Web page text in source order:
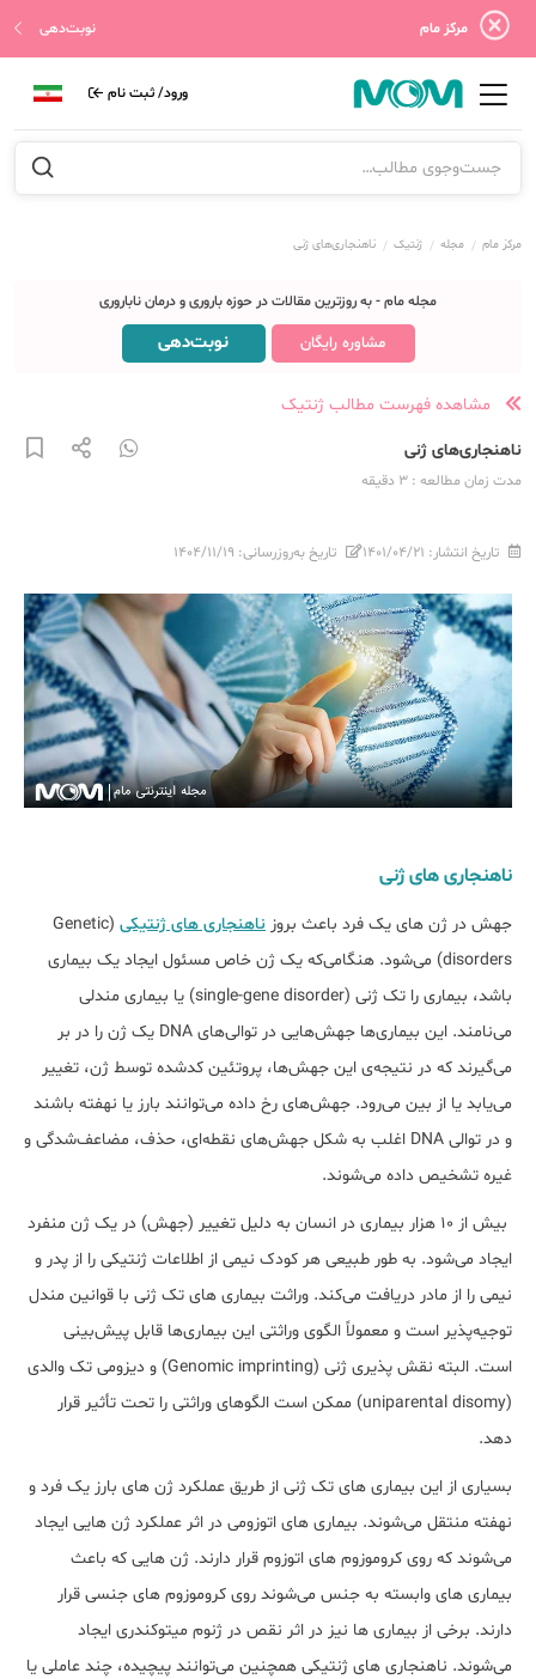
مرکز مام نوبت‌دهی
ورود/ ثبت نام
مرکز مام مجله ژنتیک ناهنجاری‌های ژنی
مجله مام - به روزترین مقالات در حوزه باروری و درمان ناباروری
مشاوره رایگان نوبت‌دهی
مشاهده فهرست مطالب ژنتیک
ناهنجاری‌های ژنی
مدت زمان مطالعه : 3 دقیقه
تاریخ انتشار: ۱۴۰۱/۰۴/۲۱ تاریخ به‌روزرسانی: ۱۴۰۴/۱۱/۱۹
ناهنجاری های ژنی
جهش در ژن های یک فرد باعث بروز ناهنجاری های ژنتیکی (Genetic
disorders) می‌شود. هنگامی‌که یک ژن خاص مسئول ایجاد یک بیماری
باشد، بیماری را تک ‌ژنی (single-gene disorder) یا بیماری مندلی
می‌نامند. این بیماری‌ها جهش‌هایی در توالی‌های DNA یک ژن را در بر
می‌گیرند که در نتیجه‌ی این جهش‌ها، پروتئین کدشده توسط ژن، تغییر
می‌یابد یا از بین می‌رود. جهش‌های رخ داده می‌توانند بارز یا نهفته باشند
و در توالی DNA اغلب به شکل جهش‌های نقطه‌ای، حذف، مضاعف‌شدگی و
غیره تشخیص داده می‌شوند.
بیش از 10 هزار بیماری در انسان به دلیل تغییر (جهش) در یک ژن منفرد
ایجاد می‌شود. به طور طبیعی هر کودک نیمی از اطلاعات ژنتیکی را از پدر و
نیمی را از مادر دریافت می‌کند. وراثت بیماری های تک ‌ژنی با قوانین مندل
توجیه‌پذیر است و معمولاً الگوی وراثتی این بیماری‌ها قابل پیش‌بینی
است. البته نقش ‌پذیری ژنی (Genomic imprinting) و دیزومی تک والدی
(uniparental disomy) ممکن است الگوهای وراثتی را تحت تأثیر قرار
دهد.
بسیاری از این بیماری های تک ژنی از طریق عملکرد ژ‌ن های بارز یک فرد و
نهفته منتقل می‌شوند. بیماری ‌های اتوزومی در اثر عملکرد ژ‌ن ‌هایی ایجاد
می‌شوند که روی کروموزوم ‌های اتوزوم قرار دارند. ژ‌ن ‌هایی که باعث
بیماری ‌های وابسته به جنس می‌شوند روی کروموزوم های جنسی قرار
دارند. برخی از بیماری ها نیز در اثر نقص در ژنوم میتوکندری ایجاد
می‌شوند. ناهنجاری های ژنتیکی همچنین می‌توانند پیچیده، چند عاملی یا